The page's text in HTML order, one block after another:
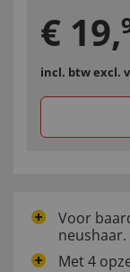
€ 19,
incl. btwexcl.
Voor
neushaar.
Met 4